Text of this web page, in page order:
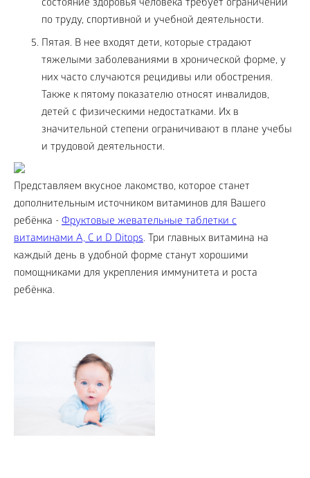
состояние здоровья человека требует ограничений
по труду, спортивной и учебной деятельности.
Пятая. В нее входят дети, которые страдают
тяжелыми заболеваниями в хронической форме, у
них часто случаются рецидивы или обострения.
Также к пятому показателю относят инвалидов,
детей с физическими недостатками. Их в
значительной степени ограничивают в плане учебы
и трудовой деятельности.
Представляем вкусное лакомство, которое станет
дополнительным источником витаминов для Вашего
ребёнка - Фруктовые жевательные таблетки с
витаминами A, C и D Ditops. Три главных витамина на
каждый день в удобной форме станут хорошими
помощниками для укрепления иммунитета и роста
ребёнка.